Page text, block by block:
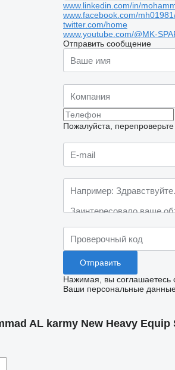
www.linkedin.com/in/
www.facebook.com/
twitter.com/home
www.youtube.com/@MK-
Отправить сообщение
Пожалуйста,
Нажимая, вы соглашаетесь
Ваши персональные
AL karmy New Heavy